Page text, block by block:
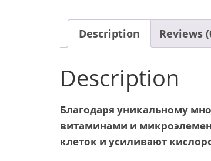
Description Reviews
Description
Благодаря уникальному
витаминами и
клеток и усиливают